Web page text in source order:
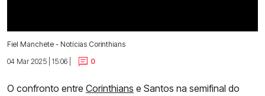
Fiel Manchete - Notícias Corinthians
04 Mar 2025 | 15:06 |
0
O confronto entre Corinthians e Santos na semifinal do